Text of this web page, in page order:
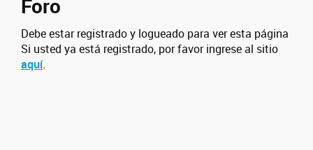
Foro
Debe estar registrado y logueado para ver esta página
Si usted ya está registrado, por favor ingrese al sitio
aquí.